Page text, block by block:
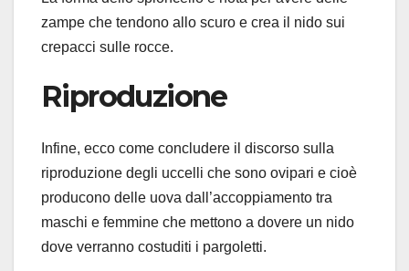
zampe che tendono allo scuro e crea il nido sui
crepacci sulle rocce.
Riproduzione
Infine, ecco come concludere il discorso sulla
riproduzione degli uccelli che sono ovipari e cioè
producono delle uova dall’accoppiamento tra
maschi e femmine che mettono a dovere un nido
dove verranno costuditi i pargoletti.